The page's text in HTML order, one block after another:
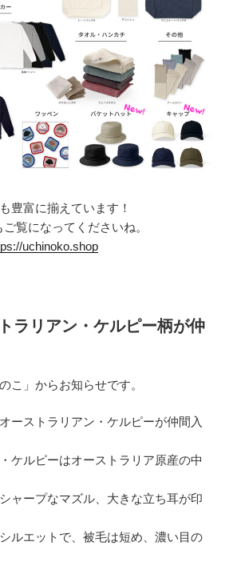
豊富に揃えています！
覧になってくださいね。
uchinoko.shop
ラリアン・ケルピー柄が仲
こ」からお知らせです。
ーストラリアン・ケルピーが仲間入
ケルピーはオーストラリア原産の中
ャープなマズル、大きな立ち耳が印
ルエットで、被毛は短め、濃い目の